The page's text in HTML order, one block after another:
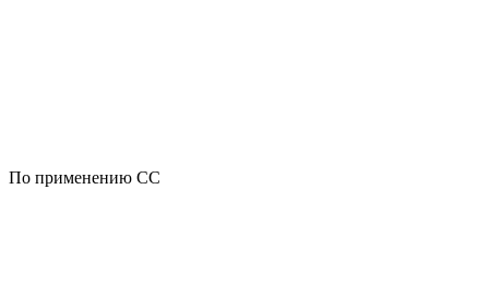
По применению CC